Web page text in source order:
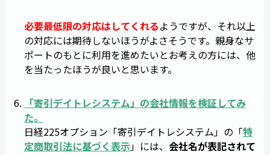
必要最低限の対応はしてくれるようですが、それ以上
の対応には期待しないほうがよさそうです。親身なサ
ポートのもとに利用を進めたいとお考えの方には、他
を当たったほうが良いと思います。
「寄引デイトレシステム 」の会社情報を検証してみ
た。
日経225オプション「寄引デイトレシステム」の「特
定商取引法に基づく表示」には、 会社名が表記されて